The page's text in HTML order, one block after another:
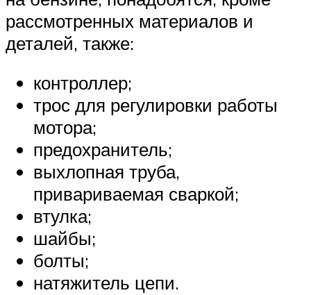
рассмотренных материалов и
деталей, также:
контроллер;
трос для регулировки работы
мотора;
предохранитель;
выхлопная труба,
привариваемая сваркой;
втулка;
шайбы;
болты;
натяжитель цепи.